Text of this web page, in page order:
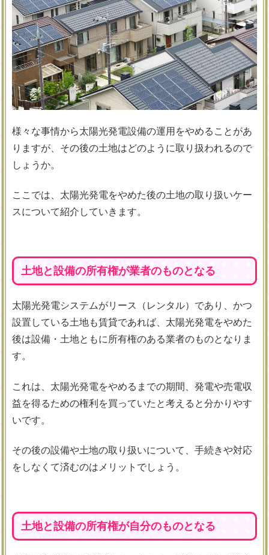
様々な事情から太陽光発電設備の運用をやめることがあ
りますが、その後の土地はどのように取り扱われるので
しょうか。
ここでは、太陽光発電をやめた後の土地の取り扱いケー
スについて紹介していきます。
土地と設備の所有権が業者のものとなる
太陽光発電システムがリース（レンタル）であり、かつ
設置している土地も賃貸であれば、太陽光発電をやめた
後は設備・土地ともに所有権のある業者のものとなりま
す。
これは、太陽光発電をやめるまでの期間、発電や売電収
益を得るための権利を買っていたと考えると分かりやす
いです。
その後の設備や土地の取り扱いについて、手続きや対応
をしなくて済むのはメリットでしょう。
土地と設備の所有権が自分のものとなる